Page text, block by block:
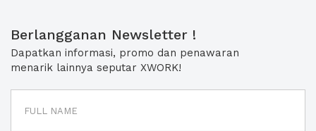
Berlangganan Newsletter !
Dapatkan informasi, promo dan penawaran
menarik lainnya seputar XWORK!